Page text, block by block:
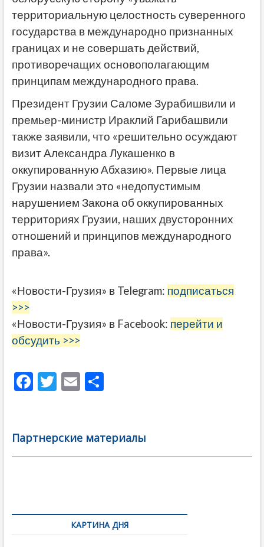
территориальную целостность суверенного
государства в международно признанных
границах и не совершать действий,
противоречащих основополагающим
принципам международного права.
Президент Грузии Саломе Зурабишвили и
премьер-министр Ираклий Гарибашвили
также заявили, что «решительно осуждают
визит Александра Лукашенко в
оккупированную Абхазию». Первые лица
Грузии назвали это «недопустимым
нарушением Закона об оккупированных
территориях Грузии, наших двусторонних
отношений и принципов международного
права».
«Новости-Грузия» в Telegram: подписаться
>>>
«Новости-Грузия» в Facebook: перейти и
обсудить >>>
F
b
o
T
er
E
l
О
а
в
Партнерские материалы
по
записямКАРТИНА ДНЯ